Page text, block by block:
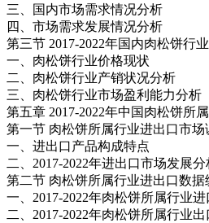
三、国内市场需求情况分析
四、市场需求发展情况分析
第三节 2017-2022年国内肉松饼行
一、肉松饼行业价格现状
二、肉松饼行业产销状况分析
三、肉松饼行业市场盈利能力分析
第五章 2017-2022年中国肉松饼所
第一节 肉松饼所属行业进出口市场
一、进出口产品构成特点
二、2017-2022年进出口市场发展分
第二节 肉松饼所属行业进出口数据
一、2017-2022年肉松饼所属行业
二、2017-2022年肉松饼所属行业